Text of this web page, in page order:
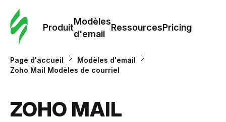
Produit
Modèles
d'email
RessourcesPricing
Page d'accueil
Modèles d'email
Zoho Mail Modèles de courriel
ZOHO MAIL